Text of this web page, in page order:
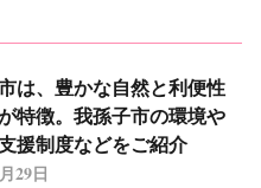
は、豊かな自然と利便性
特徴。我孫子市の環境や
援制度などをご紹介
29日